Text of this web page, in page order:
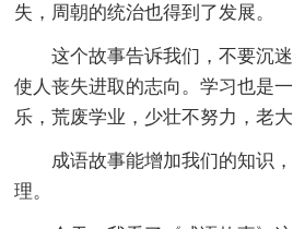
失，周朝的统治也得到了发展。
这个故事告诉我们，不要沉
使人丧失进取的志向。学习也是
乐，荒废学业，少壮不努力，老
成语故事能增加我们的知识
理。